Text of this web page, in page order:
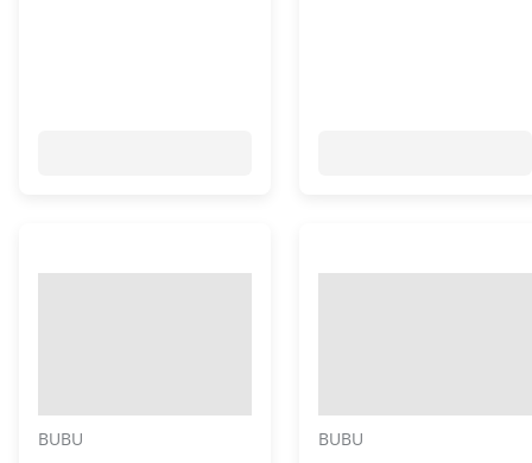
BUBU BUBU